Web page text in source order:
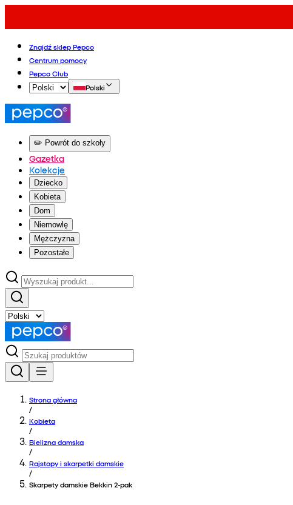
Znajdź sklep Pepco
Centrum pomocy
Pepco Club
Polski
✏️ Powrót do szkoły
Gazetka
Kolekcje
Dziecko
Kobieta
Dom
Niemowlę
Mężczyzna
Pozostałe
Strona główna
/
Kobieta
/
Bielizna damska
/
Rajstopy i skarpetki damskie
/
Skarpety damskie Bekkin 2-pak